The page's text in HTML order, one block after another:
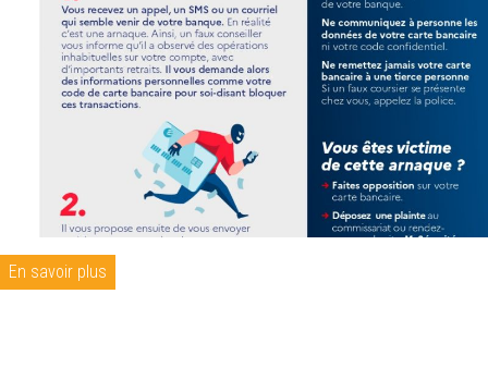
En savoir plus